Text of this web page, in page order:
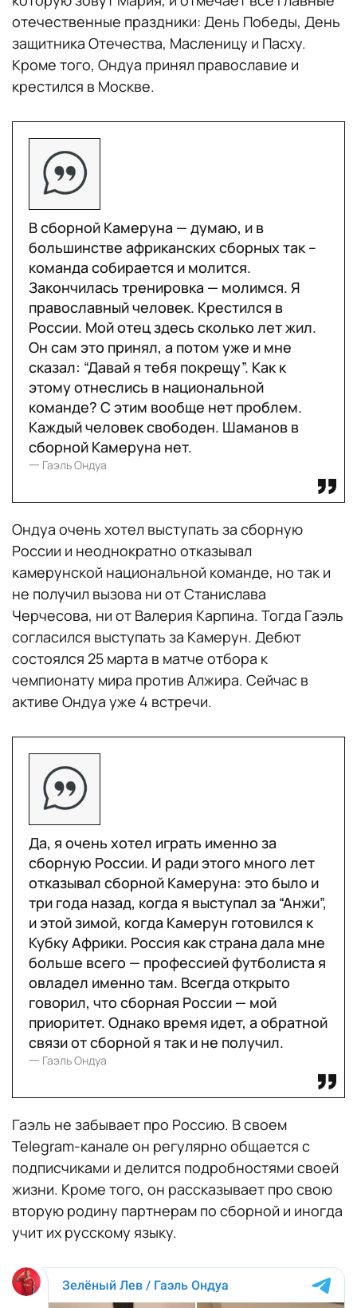
отечественные праздники: День Победы, День
защитника Отечества, Масленицу и Пасху.
Кроме того, Ондуа принял православие и
крестился в Москве.
В сборной Камеруна — думаю, и в
большинстве африканских сборных так –
команда собирается и молится.
Закончилась тренировка — молимся. Я
православный человек. Крестился в
России. Мой отец здесь сколько лет жил.
Он сам это принял, а потом уже и мне
сказал: “Давай я тебя покрещу”. Как к
этому отнеслись в национальной
команде? С этим вообще нет проблем.
Каждый человек свободен. Шаманов в
сборной Камеруна нет.
一 Гаэль Ондуа
Ондуа очень хотел выступать за сборную
России и неоднократно отказывал
камерунской национальной команде, но так и
не получил вызова ни от Станислава
Черчесова, ни от Валерия Карпина. Тогда Гаэль
согласился выступать за Камерун. Дебют
состоялся 25 марта в матче отбора к
чемпионату мира против Алжира. Сейчас в
активе Ондуа уже 4 встречи.
Да, я очень хотел играть именно за
сборную России. И ради этого много лет
отказывал сборной Камеруна: это было и
три года назад, когда я выступал за “Анжи”,
и этой зимой, когда Камерун готовился к
Кубку Африки. Россия как страна дала мне
больше всего — профессией футболиста я
овладел именно там. Всегда открыто
говорил, что сборная России — мой
приоритет. Однако время идет, а обратной
связи от сборной я так и не получил.
一 Гаэль Ондуа
Гаэль не забывает про Россию. В своем
Telegram-канале он регулярно общается с
подписчиками и делится подробностями своей
жизни. Кроме того, он рассказывает про свою
вторую родину партнерам по сборной и иногда
учит их русскому языку.